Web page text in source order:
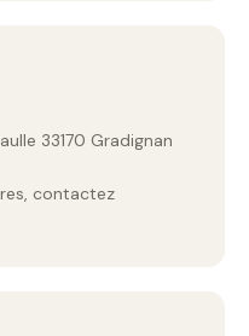
33170 Gradignan
contactez